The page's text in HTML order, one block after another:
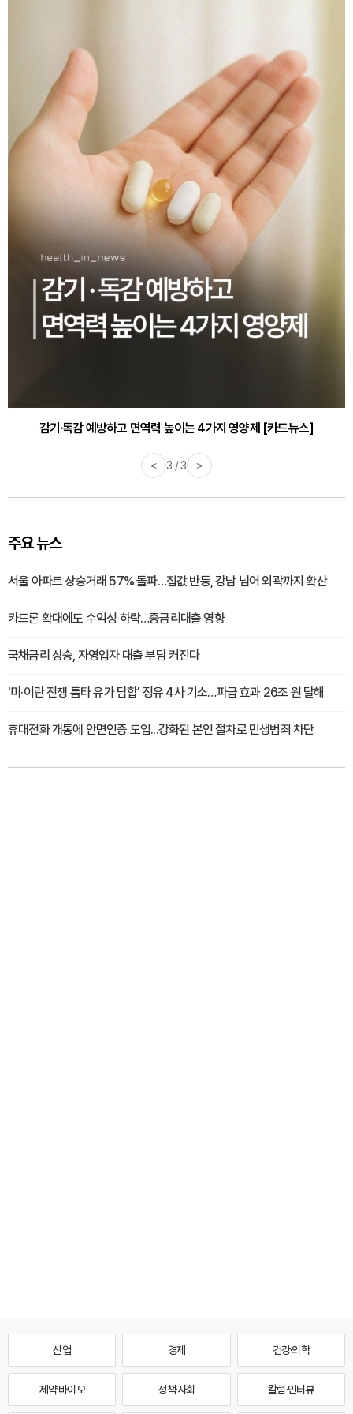
감기·독감 예방하고 면역력 높이는 4가지 영양제 [카드뉴스]
< 3 / 3 >
주요 뉴스
서울 아파트 상승거래 57% 돌파…집값 반등, 강남 넘어 외곽까지 확산
카드론 확대에도 수익성 하락…중금리대출 영향
국채금리 상승, 자영업자 대출 부담 커진다
'미·이란 전쟁 틈타 유가 담합' 정유 4사 기소…파급 효과 26조 원 달해
휴대전화 개통에 안면인증 도입...강화된 본인 절차로 민생범죄 차단
산업 경제 건강·의학
제약·바이오 정책·사회 칼럼·인터뷰